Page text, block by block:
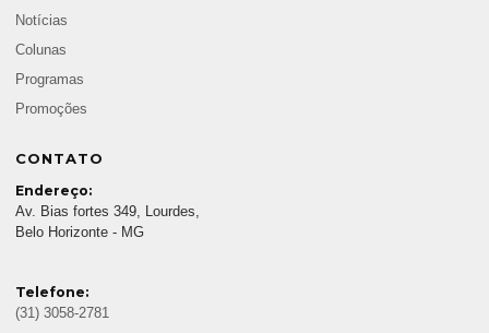
Notícias
Colunas
Programas
Promoções
CONTATO
Endereço:
Av. Bias fortes 349, Lourdes,
Belo Horizonte - MG
Telefone:
(31) 3058-2781